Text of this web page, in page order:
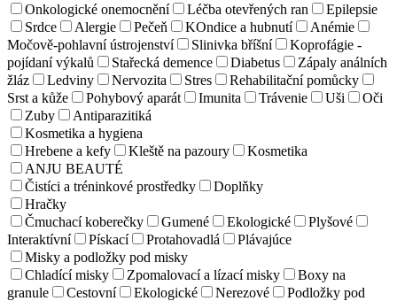
Onkologické onemocnění
Léčba otevřených ran
Epilepsie
Srdce
Alergie Pečeň KOndice a hubnutí
Anémie
Močově-pohlavní ústrojenství
Slinivka bříšní
Koprofágie -
pojídaní výkalů
Stařecká demence Diabetus
Zápaly análních
žláz
Ledviny Nervozita Stres
Rehabilitační pomůcky
Srst a kůže
Pohybový aparát Imunita Trávenie Uši
Oči
Zuby
Antiparazitiká
Kosmetika a hygiena
Hrebene a kefy
Kleště na pazoury
Kosmetika
ANJU BEAUTÉ
Čistíci a tréninkové prostředky
Doplňky
Hračky
Čmuchací koberečky
Gumené Ekologické
Plyšové
Interaktívní
Pískací Protahovadlá
Plávajúce
Misky a podložky pod misky
Chladící misky
Zpomalovací a lízací misky
Boxy na
granule
Cestovní Ekologické Nerezové
Podložky pod